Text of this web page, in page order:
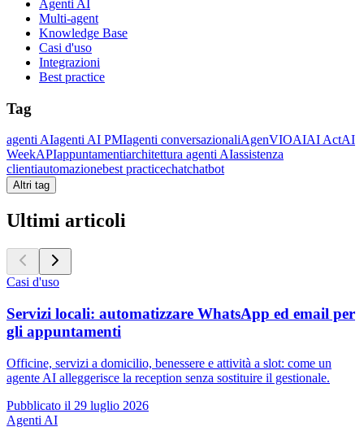
Agenti AI
Multi-agent
Knowledge Base
Casi d'uso
Integrazioni
Best practice
Tag
agenti AIagenti AI PMIagenti conversazionaliAgenVIOAIAI ActAI
WeekAPIappuntamentiarchitettura agenti AIassistenza
clientiautomazionebest practicechatchatbot
Altri tag
Ultimi articoli
Casi d'uso
Servizi locali: automatizzare WhatsApp ed email per
gli appuntamenti
Officine, servizi a domicilio, benessere e attività a slot: come un
agente AI alleggerisce la reception senza sostituire il gestionale.
Pubblicato il 29 luglio 2026
Agenti AI